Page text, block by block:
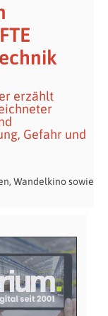
erzählt
Gefahr und
Wandelkino sowie